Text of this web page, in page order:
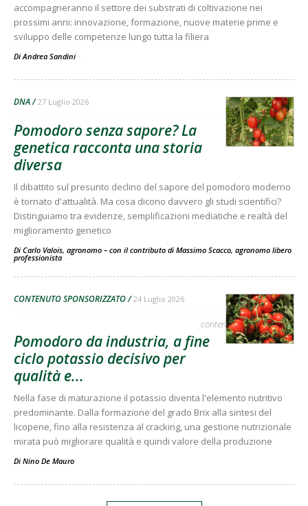
accompagneranno il settore dei substrati di coltivazione nei
prossimi anni: innovazione, formazione, nuove materie prime e
sviluppo delle competenze lungo tutta la filiera
Di Andrea Sandini -
DNA 27 Luglio 2026
Pomodoro senza sapore? La
genetica racconta una storia
diversa
Il dibattito sul presunto declino del sapore del pomodoro moderno
è tornato d'attualità. Ma cosa dicono davvero gli studi scientifici?
Distinguiamo tra evidenze, semplificazioni mediatiche e realtà del
miglioramento genetico
Di Carlo Valois, agronomo – con il contributo di Massimo Scacco, agronomo libero
professionista -
CONTENUTO SPONSORIZZATO 24 Luglio 2026
contenuto sponsorizzato
Pomodoro da industria, a fine
ciclo potassio decisivo per
qualità e...
Nella fase di maturazione il potassio diventa l'elemento nutritivo
predominante. Dalla formazione del grado Brix alla sintesi del
licopene, fino alla resistenza al cracking, una gestione nutrizionale
mirata può migliorare qualità e quindi valore della produzione
Di Nino De Mauro